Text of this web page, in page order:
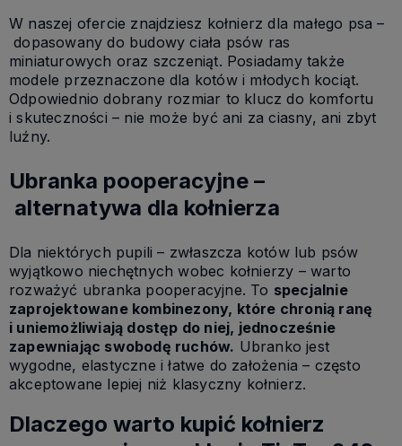
W naszej ofercie znajdziesz kołnierz dla małego psa –
dopasowany do budowy ciała psów ras
miniaturowych oraz szczeniąt. Posiadamy także
modele przeznaczone dla kotów i młodych kociąt.
Odpowiednio dobrany rozmiar to klucz do komfortu
i skuteczności – nie może być ani za ciasny, ani zbyt
luźny.
Ubranka pooperacyjne –
alternatywa dla kołnierza
Dla niektórych pupili – zwłaszcza kotów lub psów
wyjątkowo niechętnych wobec kołnierzy – warto
rozważyć ubranka pooperacyjne. To specjalnie
zaprojektowane kombinezony, które chronią ranę
i uniemożliwiają dostęp do niej, jednocześnie
zapewniając swobodę ruchów. Ubranko jest
wygodne, elastyczne i łatwe do założenia – często
akceptowane lepiej niż klasyczny kołnierz.
Dlaczego warto kupić kołnierz